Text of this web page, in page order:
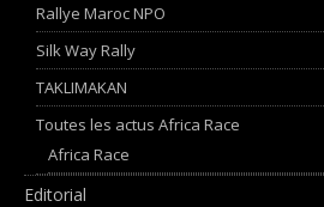
Rallye Maroc NPO
Silk Way Rally
TAKLIMAKAN
Toutes les actus Africa Race
Africa Race
Editorial